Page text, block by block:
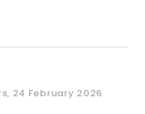
24 February 2026